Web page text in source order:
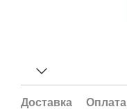
Доставка Оплата